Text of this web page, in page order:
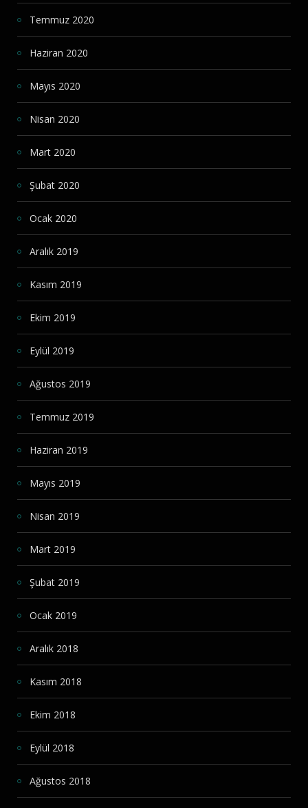
Temmuz 2020
Haziran 2020
Mayıs 2020
Nisan 2020
Mart 2020
Şubat 2020
Ocak 2020
Aralık 2019
Kasım 2019
Ekim 2019
Eylül 2019
Ağustos 2019
Temmuz 2019
Haziran 2019
Mayıs 2019
Nisan 2019
Mart 2019
Şubat 2019
Ocak 2019
Aralık 2018
Kasım 2018
Ekim 2018
Eylül 2018
Ağustos 2018